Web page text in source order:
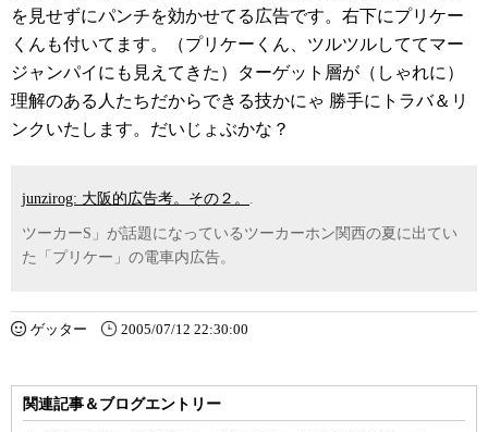
を見せずにパンチを効かせてる広告です。右下にプリケー
くんも付いてます。（プリケーくん、ツルツルしててマー
ジャンパイにも見えてきた）ターゲット層が（しゃれに）
理解のある人たちだからできる技かにゃ 勝手にトラバ＆リ
ンクいたします。だいじょぶかな？
junzirog: 大阪的広告考。その２。 .
ツーカーS」が話題になっているツーカーホン関西の夏に出てい
た「プリケー」の電車内広告。
ゲッター 2005/07/12 22:30:00
関連記事＆ブログエントリー